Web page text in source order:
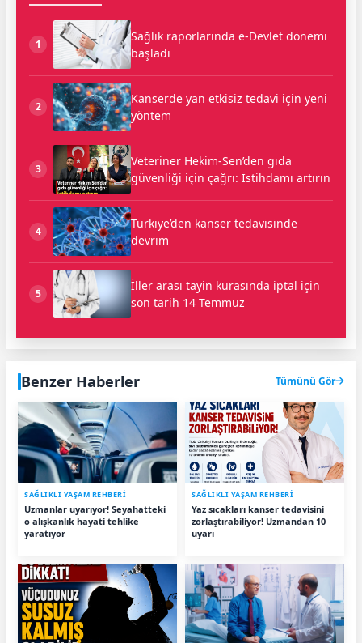
1
Sağlık raporlarında e-Devlet dönemi
başladı
2
Kanserde yan etkisiz tedavi için yeni
yöntem
3
Veteriner Hekim-Sen’den gıda
güvenliği için çağrı: İstihdamı artırın
4
Türkiye’den kanser tedavisinde
devrim
5
İller arası tayin kurasında iptal için
son tarih 14 Temmuz
Benzer Haberler Tümünü Gör
SAĞLIKLI YAŞAM REHBERİ
Uzmanlar uyarıyor! Seyahatteki
o alışkanlık hayati tehlike
yaratıyor
SAĞLIKLI YAŞAM REHBERİ
Yaz sıcakları kanser tedavisini
zorlaştırabiliyor! Uzmandan 10
uyarı